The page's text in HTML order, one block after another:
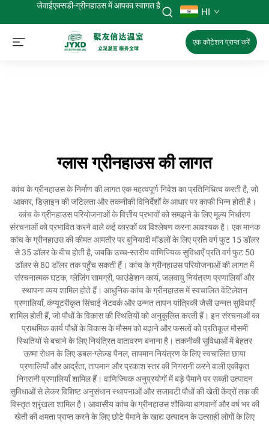
जेवाईएक्सडी-ग्रीनहाउस में आपका स्वागत है
HI
एक कोटेशन प्राप्त करें
ग्लास ग्रीनहाउस की लागत
कांच के ग्रीनहाउस के निर्माण की लागत एक महत्वपूर्ण निवेश का प्रतिनिधित्व करती है, जो
आकार, डिज़ाइन की जटिलता और तकनीकी विनिर्देशों के आधार पर काफी भिन्न होती है।
कांच के ग्रीनहाउस परियोजनाओं के वित्तीय प्रभावों को समझने के लिए मूल्य निर्धारण
संरचनाओं को प्रभावित करने वाले कई कारकों का विश्लेषण करना आवश्यक है। एक मानक
कांच के ग्रीनहाउस की कीमत आमतौर पर बुनियादी मॉडलों के लिए प्रति वर्ग फुट 15 डॉलर
से 35 डॉलर के बीच होती है, जबकि उच्च-स्तरीय वाणिज्यिक सुविधाएँ प्रति वर्ग फुट 50
डॉलर से 80 डॉलर तक पहुँच सकती हैं। कांच के ग्रीनहाउस परियोजनाओं की लागत में
संरचनात्मक घटक, ग्लेज़िंग सामग्री, फाउंडेशन कार्य, जलवायु नियंत्रण प्रणालियाँ और
स्थापना व्यय शामिल होते हैं। आधुनिक कांच के ग्रीनहाउस में स्वचालित वेंटिलेशन
प्रणालियाँ, कंप्यूटरीकृत सिंचाई नेटवर्क और उन्नत तापन यांत्रिकी जैसी उन्नत सुविधाएँ
शामिल होती हैं, जो पौधों के विकास की स्थितियों को अनुकूलित करती हैं। इन संरचनाओं का
प्राथमिक कार्य पौधों के विकास के मौसम को बढ़ाने और फसलों को प्रतिकूल मौसमी
स्थितियों से बचाने के लिए नियंत्रित वातावरण बनाना है। तकनीकी सुविधाओं में बेहतर
ऊष्मा रोधन के लिए डबल-ग्लेज़्ड पैनल, तापमान नियंत्रण के लिए स्वचालित छाया
प्रणालियाँ और आर्द्रता, तापमान और प्रकाश स्तर की निगरानी करने वाली एकीकृत
निगरानी प्रणालियाँ शामिल हैं। वाणिज्यिक अनुप्रयोगों में बड़े पैमाने पर सब्ज़ी उत्पादन
सुविधाओं से लेकर विशिष्ट अनुसंधान स्थापनाओं और सजावटी पौधों की खेती केंद्रों तक की
विस्तृत श्रृंखला शामिल है। आवासीय कांच के ग्रीनहाउस शौकिया बागवानों और वर्ष भर की
खेती की क्षमता प्राप्त करने के लिए छोटे पैमाने के खाद्य उत्पादन के उत्साही लोगों के लिए